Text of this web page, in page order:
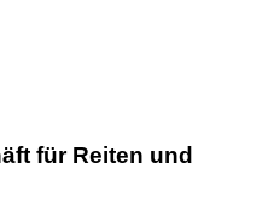
für Reiten und